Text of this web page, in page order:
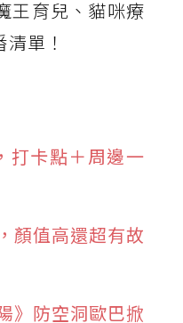
王育兒、貓咪療
單！
打卡點＋周邊一
顏值高還超有故
》防空洞歐巴掀